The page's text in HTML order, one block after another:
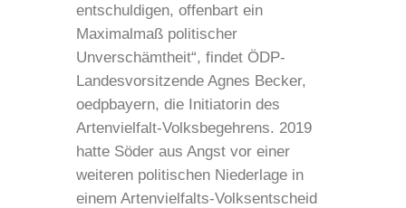
entschuldigen, offenbart ein
Maximalmaß politischer
Unverschämtheit“, findet ÖDP-
Landesvorsitzende Agnes Becker,
oedpbayern, die Initiatorin des
Artenvielfalt-Volksbegehrens. 2019
hatte Söder aus Angst vor einer
weiteren politischen Niederlage in
einem Artenvielfalts-Volksentscheid